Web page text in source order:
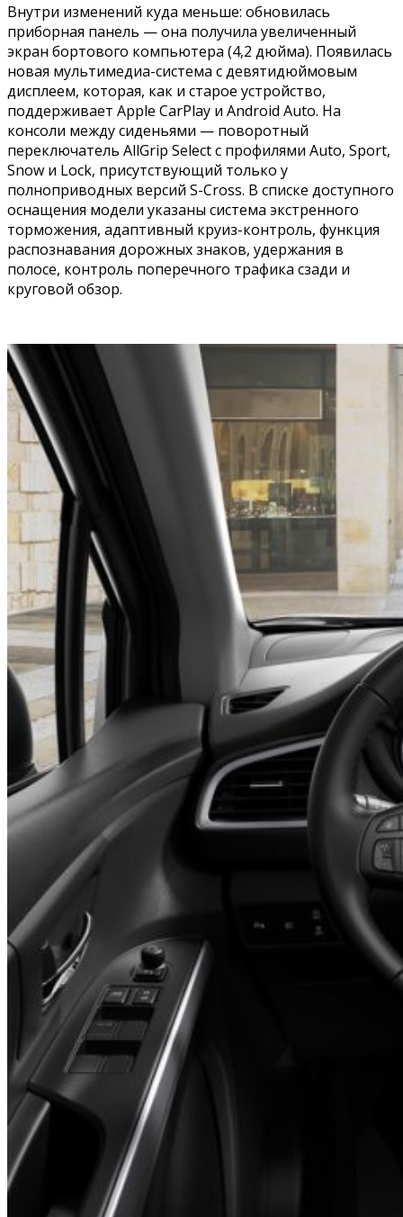
Внутри изменений куда меньше: обновилась
приборная панель — она получила увеличенный
экран бортового компьютера (4,2 дюйма). Появилась
новая мультимедиа-система с девятидюймовым
дисплеем, которая, как и старое устройство,
поддерживает Apple CarPlay и Android Auto. На
консоли между сиденьями — поворотный
переключатель AllGrip Select с профилями Auto, Sport,
Snow и Lock, присутствующий только у
полноприводных версий S-Cross. В списке доступного
оснащения модели указаны система экстренного
торможения, адаптивный круиз-контроль, функция
распознавания дорожных знаков, удержания в
полосе, контроль поперечного трафика сзади и
круговой обзор.